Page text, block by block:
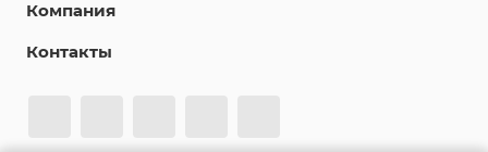
Компания
Контакты